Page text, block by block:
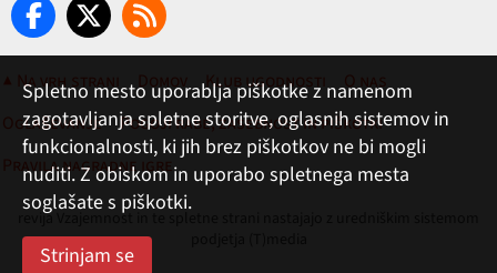
▲ Na vrh strani Domov Klub ugodnosti
O nas
Oglaševanje
Pogoji rabe, zasebnost in piškotki
Pravila nagradne igre
revija Vzajemnost in te spletne strani nastajajo z uredniškim sistemom
Spletno mesto uporablja piškotke z namenom
zagotavljanja spletne storitve, oglasnih sistemov in
funkcionalnosti, ki jih brez piškotkov ne bi mogli
nuditi. Z obiskom in uporabo spletnega mesta
soglašate s piškotki.